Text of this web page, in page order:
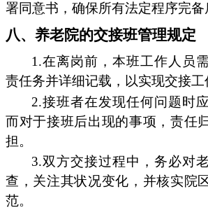
署同意书，确保所有法定程序完备
八、养老院的交接班管理规定
1.在离岗前，本班工作人员
责任务并详细记载，以实现交接工
2.接班者在发现任何问题时
而对于接班后出现的事项，责任
担。
3.双方交接过程中，务必对
查，关注其状况变化，并核实院
范。